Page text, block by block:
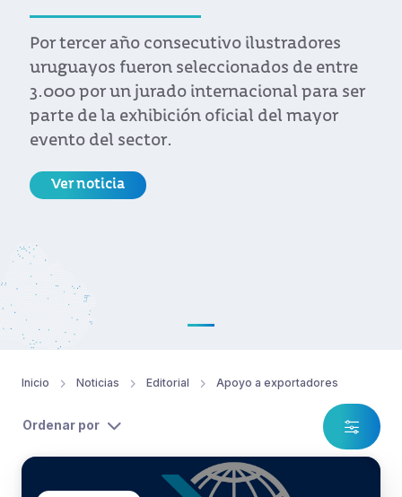
Por tercer año consecutivo ilustradores
uruguayos fueron seleccionados de entre
3.000 por un jurado internacional para ser
parte de la exhibición oficial del mayor
evento del sector.
Ver noticia
Inicio Noticias Editorial Apoyo a exportadores
Ordenar por